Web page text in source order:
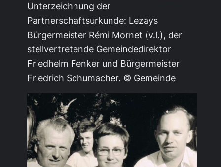
Unterzeichnung der
Partnerschaftsurkunde: Lezays
Bürgermeister Rémi Mornet (v.l.), der
stellvertretende Gemeindedirektor
Friedhelm Fenker und Bürgermeister
Friedrich Schumacher. © Gemeinde